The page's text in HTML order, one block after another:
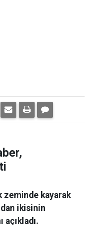
zeminde kayarak
ikisinin
açıkladı.